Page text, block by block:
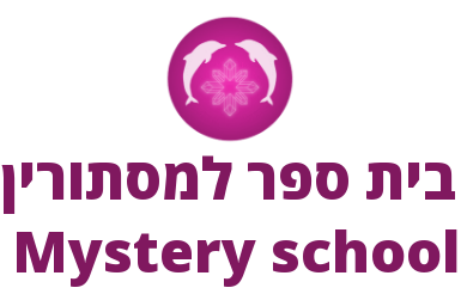
בית ספר למסתורין
Mystery school